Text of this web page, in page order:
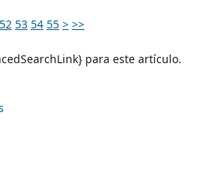
52 53 54 55 > >>
para este artículo.